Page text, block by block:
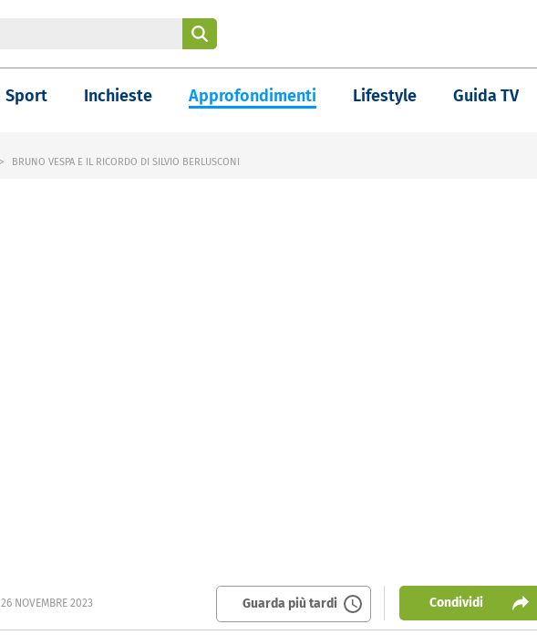
Sport Inchieste Approfondimenti Lifestyle Guida TV
BRUNO VESPA E IL RICORDO DI SILVIO BERLUSCONI
26 NOVEMBRE 2023 Guarda più tardi Condividi